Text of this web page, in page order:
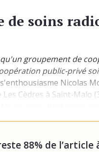
soins
groupement de
public-privé
Nicolas
Les Cèdres à Saint-Malo
88% de l’article